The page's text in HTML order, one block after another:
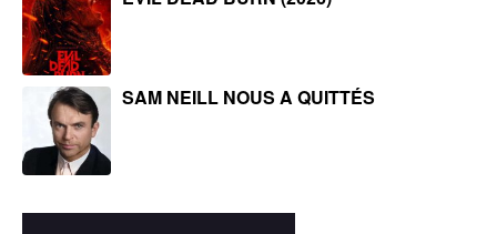
SAM NEILL NOUS A QUITTÉS